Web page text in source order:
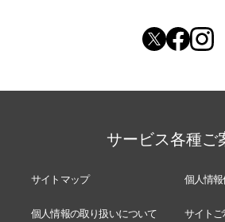
サービス各種ご
サイトマップ 個人情
個人情報の取り扱いについて サイト